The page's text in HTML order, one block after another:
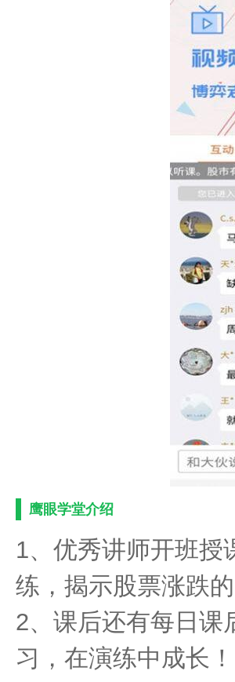
鹰眼学堂介绍
1、优秀讲师开班授
练，揭示股票涨跌
2、课后还有每日课
习，在演练中成长！